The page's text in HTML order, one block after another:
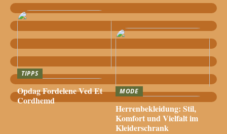
TIPPS
Opdag Fordelene Ved Et
Cordhemd
MODE
Herrenbekleidung: Stil,
Komfort und Vielfalt im
Kleiderschrank